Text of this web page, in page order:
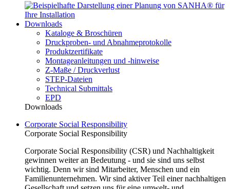
Downloads
Kataloge & Broschüren
Druckproben- und Abnahmeprotokolle
Produktzertifikate
Montageanleitungen und -hinweise
Z-Maße / Druckverlust
STEP-Dateien
Technical Submittals
EPD
Downloads
Corporate Social Responsibility
Corporate Social Responsibility
Corporate Social Responsibility (CSR) und Nachhaltigkeit
gewinnen weiter an Bedeutung - und sie sind uns selbst
wichtig. Denn wir sind Mitarbeiter, Menschen und ein
Familienunternehmen. Wir sind aktiver Teil einer nachhaltigen